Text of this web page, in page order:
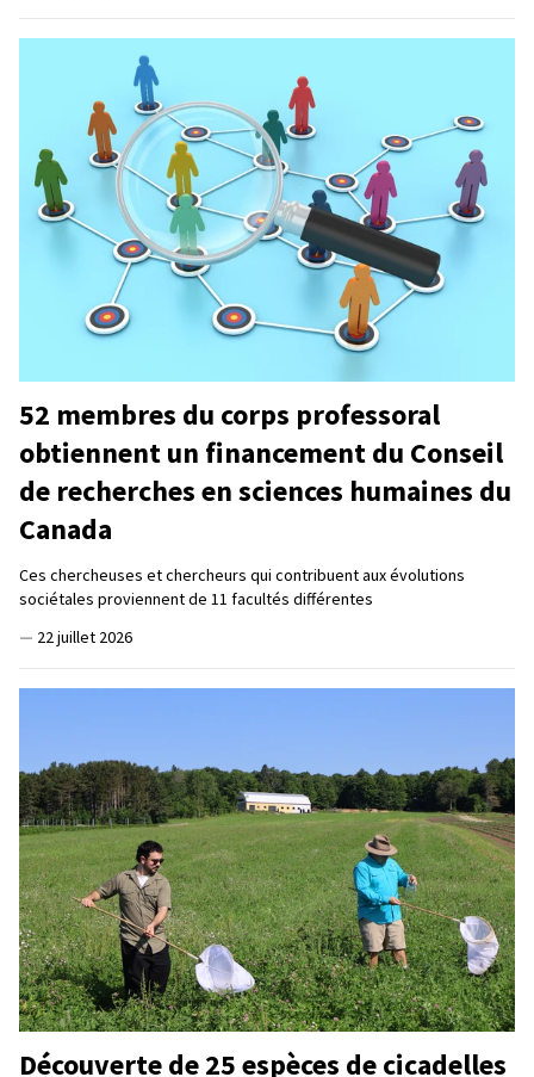
52 membres du corps professoral
obtiennent un financement du Conseil
de recherches en sciences humaines du
Canada
Ces chercheuses et chercheurs qui contribuent aux évolutions
sociétales proviennent de 11 facultés différentes
— 22 juillet 2026
Découverte de 25 espèces de cicadelles